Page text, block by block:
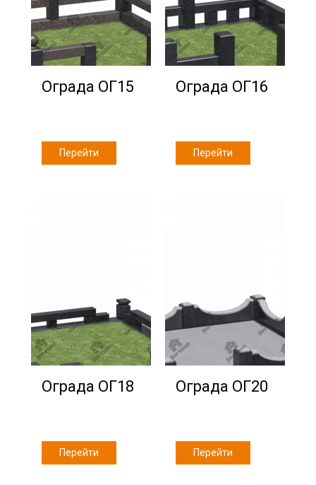
Ограда ОГ15
Перейти
Ограда ОГ16
Перейти
Ограда ОГ18
Перейти
Ограда ОГ20
Перейти